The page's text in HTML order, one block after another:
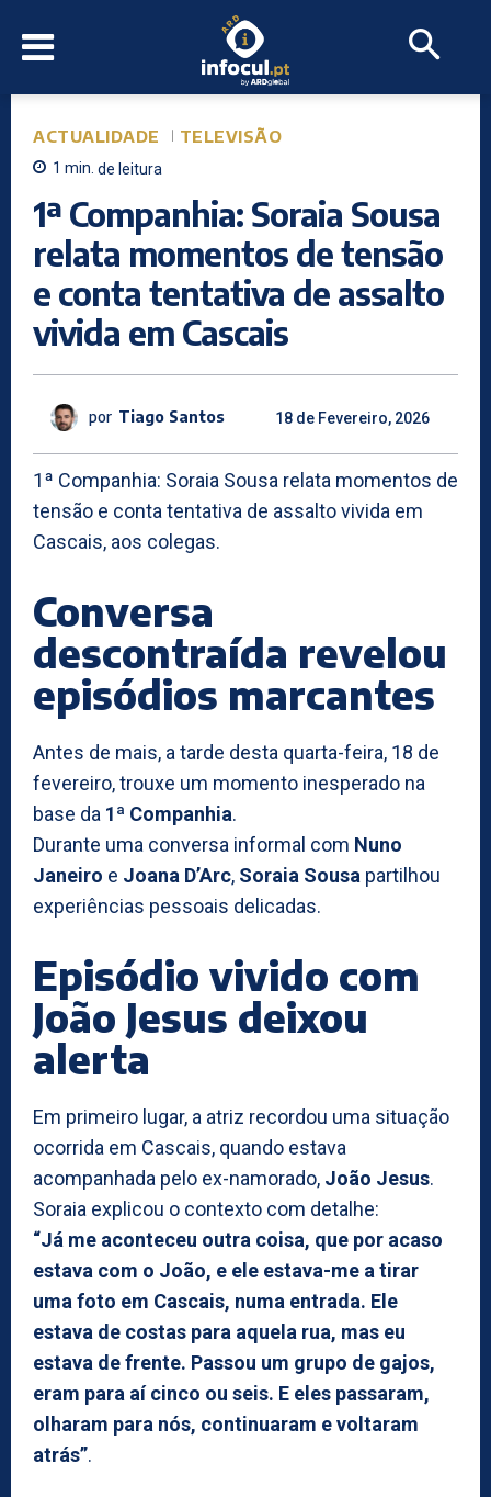
ACTUALIDADE TELEVISÃO
1 min. de leitura
1ª Companhia: Soraia Sousa
relata momentos de tensão
e conta tentativa de assalto
vivida em Cascais
por Tiago Santos 18 de Fevereiro, 2026
1ª Companhia: Soraia Sousa relata momentos de
tensão e conta tentativa de assalto vivida em
Cascais, aos colegas.
Conversa
descontraída revelou
episódios marcantes
Antes de mais, a tarde desta quarta-feira, 18 de
fevereiro, trouxe um momento inesperado na
base da 1ª Companhia.
Durante uma conversa informal com Nuno
Janeiro e Joana D’Arc, Soraia Sousa partilhou
experiências pessoais delicadas.
Episódio vivido com
João Jesus deixou
alerta
Em primeiro lugar, a atriz recordou uma situação
ocorrida em Cascais, quando estava
acompanhada pelo ex-namorado, João Jesus.
Soraia explicou o contexto com detalhe:
“Já me aconteceu outra coisa, que por acaso
estava com o João, e ele estava-me a tirar
uma foto em Cascais, numa entrada. Ele
estava de costas para aquela rua, mas eu
estava de frente. Passou um grupo de gajos,
eram para aí cinco ou seis. E eles passaram,
olharam para nós, continuaram e voltaram
atrás”.